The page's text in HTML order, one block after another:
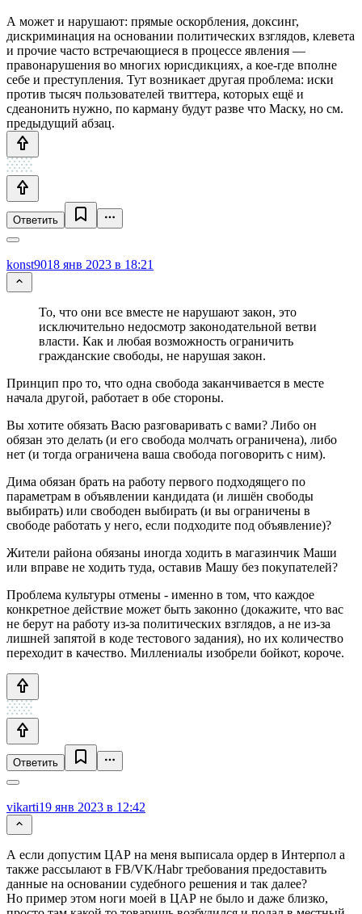
А может и нарушают: прямые оскорбления, доксинг,
дискриминация на основании политических взглядов, клевета
и прочие часто встречающиеся в процессе явления —
правонарушения во многих юрисдикциях, а кое-где вполне
себе и преступления. Тут возникает другая проблема: иски
против тысяч пользователей твиттера, которых ещё и
сдеанонить нужно, по карману будут разве что Маску, но см.
предыдущий абзац.
Ответить
konst9018 янв 2023 в 18:21
То, что они все вместе не нарушают закон, это
исключительно недосмотр законодательной ветви
власти. Как и любая возможность ограничить
гражданские свободы, не нарушая закон.
Принцип про то, что одна свобода заканчивается в месте
начала другой, работает в обе стороны.
Вы хотите обязать Васю разговаривать с вами? Либо он
обязан это делать (и его свобода молчать ограничена), либо
нет (и тогда ограничена ваша свобода поговорить с ним).
Дима обязан брать на работу первого подходящего по
параметрам в объявлении кандидата (и лишён свободы
выбирать) или свободен выбирать (и вы ограничены в
свободе работать у него, если подходите под объявление)?
Жители района обязаны иногда ходить в магазинчик Маши
или вправе не ходить туда, оставив Машу без покупателей?
Проблема культуры отмены - именно в том, что каждое
конкретное действие может быть законно (докажите, что вас
не берут на работу из-за политических взглядов, а не из-за
лишней запятой в коде тестового задания), но их количество
переходит в качество. Миллениалы изобрели бойкот, короче.
Ответить
vikarti19 янв 2023 в 12:42
А если допустим ЦАР на меня выписала ордер в Интерпол а
также рассылают в FB/VK/Habr требования предоставить
данные на основании судебного решения и так далее?
Но пример этом ноги моей в ЦАР не было и даже близко,